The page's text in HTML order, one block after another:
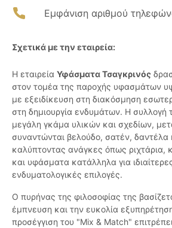
Εμφάνιση αριθμού
Σχετικά με την εταιρεία:
Η εταιρεία Υφάσματα Τσαγκρινός
στον τομέα της παροχής υφασμάτων
με εξειδίκευση στη διακόσμηση
στη δημιουργία ενδυμάτων. Η συλλογή
μεγάλη γκάμα υλικών και σχεδίων,
συναντώνται βελούδο, σατέν, δαντέλα
καλύπτοντας ανάγκες όπως ριχτάρια,
και υφάσματα κατάλληλα για
ενδυματολογικές επιλογές.
Ο πυρήνας της φιλοσοφίας της
έμπνευση και την ευκολία
προσέγγιση του "Mix & Match"